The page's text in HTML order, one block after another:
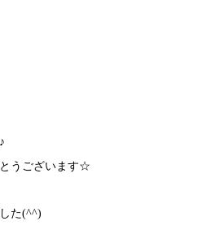
うございます☆
た(^^)